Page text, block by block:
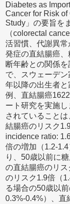
Diabetes as
Cancer for Risk
Study」の要旨を
（colorectal
活習慣、代謝異
発症の直結腸癌
断年齢との関係
で、スウェーデ
年以降の出生者
例、直結腸癌
ート研究を実施
されていること
結腸癌のリスク
incidence ratio:
倍の増加（1.2-
り、50歳以前に
の直結腸癌のリ
のリスク1.9倍（
る場合の50歳以
0.3%-0.4%）、直